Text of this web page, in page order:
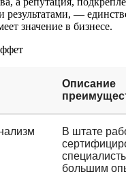
результатами, —
значение в бизнесе.
Описание
В штате
большим